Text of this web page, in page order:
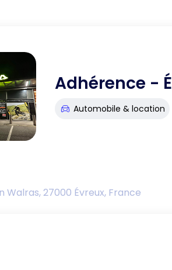
Adhérence -
Automobile & location
Walras, 27000 Évreux, France